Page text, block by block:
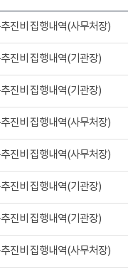
진비 집행내역(사무처장)
진비 집행내역(기관장)
진비 집행내역(기관장)
진비 집행내역(사무처장)
진비 집행내역(사무처장)
진비 집행내역(기관장)
진비 집행내역(기관장)
진비 집행내역(사무처장)